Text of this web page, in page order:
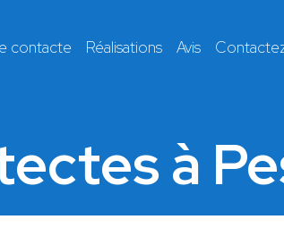
contacte Réalisations Avis
à